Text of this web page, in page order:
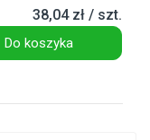
38,04 zł / szt.
Do koszyka